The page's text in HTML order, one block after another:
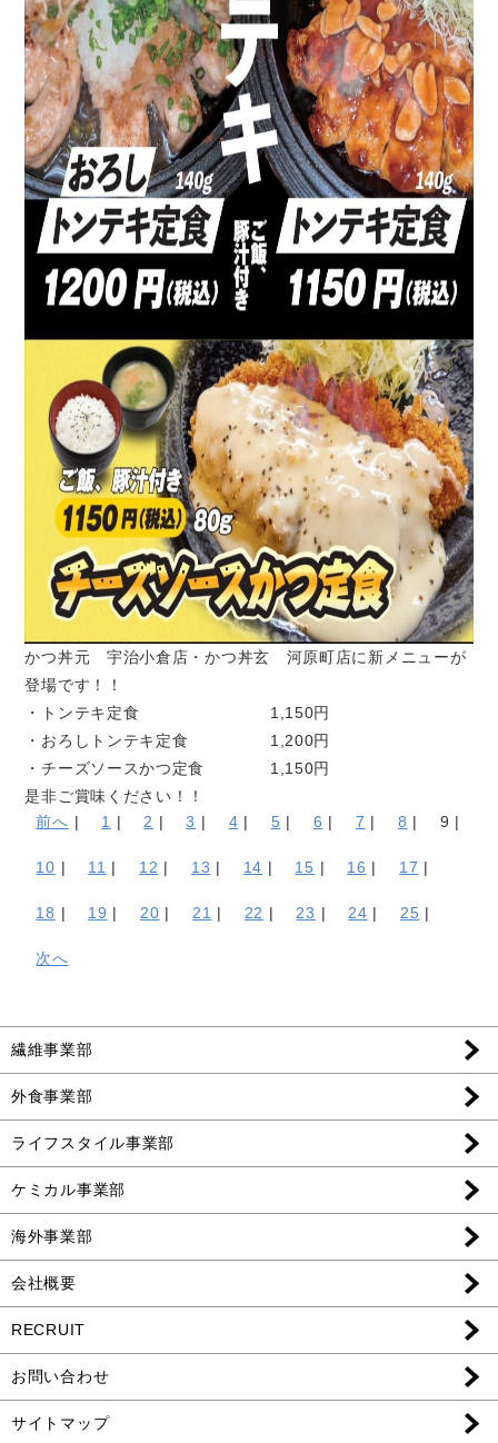
かつ丼元 宇治小倉店・かつ丼玄 河原町店に新メニューが
登場です！！
・トンテキ定食 1,150円
・おろしトンテキ定食 1,200円
・チーズソースかつ定食 1,150円
是非ご賞味ください！！
前へ | 1 | 2 | 3 | 4 | 5 | 6 | 7 | 8 | 9 |
10 | 11 | 12 | 13 | 14 | 15 | 16 | 17 |
18 | 19 | 20 | 21 | 22 | 23 | 24 | 25 |
次へ
繊維事業部
外食事業部
ライフスタイル事業部
ケミカル事業部
海外事業部
会社概要
RECRUIT
お問い合わせ
サイトマップ